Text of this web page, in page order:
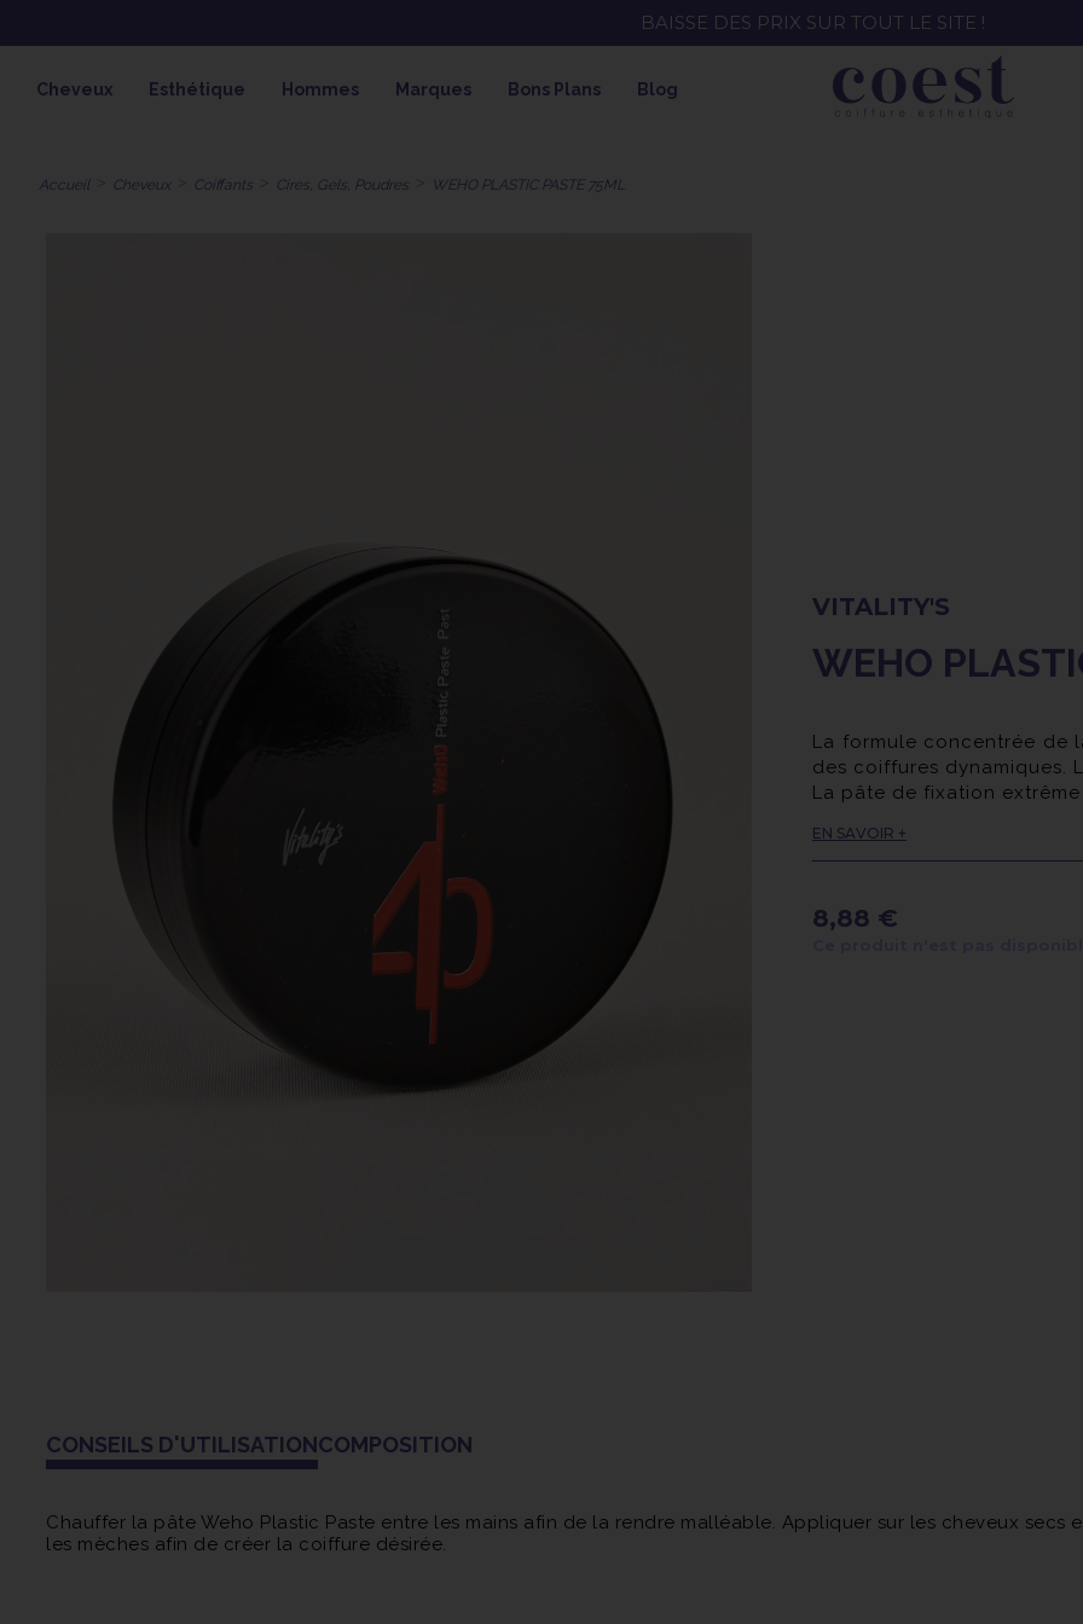
OFFRE SPÉCIALE SOLAIRE SKEYMZEE ! SOIN HYDRATANT + SPRAY + SHAMPOING =
Cheveux Esthétique Hommes Marques Bons Plans Blog
Accueil Cheveux Coiffants Cires, Gels, Poudres WEHO PLASTIC PASTE 75ML
VITALITY'S
WEHO
La formule concentrée de
des coiffures dynamiques.
La pâte de fixation
de fixation 4, la chevelure
mat.
EN SAVOIR +
8,88 €
CONSEILS D'UTILISATIONCOMPOSITION
Chauffer la pâte Weho Plastic Paste entre les mains afin de la rendre malléable. Appliquer sur les cheveux secs
les mèches afin de créer la coiffure désirée.